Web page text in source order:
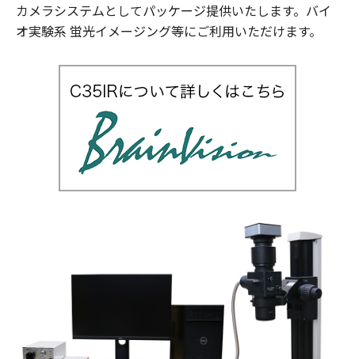
カメラシステムとしてパッケージ提供いたします。バイ
オ実験系 蛍光イメージング等にご利用いただけます。